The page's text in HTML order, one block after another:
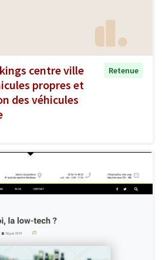
centre ville
propres et
des véhicules
Retenue